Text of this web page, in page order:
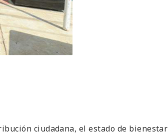
ciudadana, el estado de bienestar